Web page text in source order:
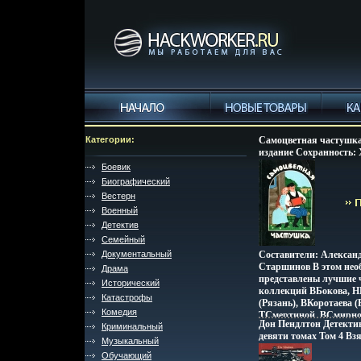
Категории:
Боевик
Биографический
Вестерн
Военный
Детектив
Семейный
Документальный
Драма
Исторический
Катастрофы
Комедия
Криминальный
Музыкальный
Обучающий
Самоцветная
издание
Издательство:
Москва, 1991 г
ISBN 5-265-02243-0
Формат: 60x90/16
2308y.
Составители:
Старшинов В этом
представлены лучшие
коллекций ВБокова,
(Рязань), ВКоротаева
ТСмертиной,
(Смолбштаденск),
АБоброва Широта
охвата,
Дон Пендлтон
девяти томах Том 4
Осада Сан-Диего